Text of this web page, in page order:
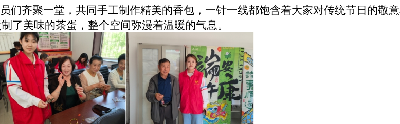
们齐聚一堂，共同手工制作精美的香包，一针一线都饱含着大家对传统节日的敬
制了美味的茶蛋，整个空间弥漫着温暖的气息。